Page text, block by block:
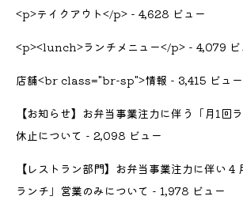
<p>テイクアウト</p> - 4,628 ビュー
<p><lunch>ランチメニュー</p> - 4,079 ビ
店舗<br class="br-sp">情報 - 3,415 ビュー
【お知らせ】お弁当事業注力に伴う「月1回
休止について - 2,098 ビュー
【レストラン部門】お弁当事業注力に伴い
ランチ」営業のみについて - 1,978 ビュー